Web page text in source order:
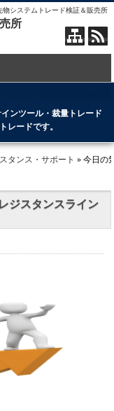
物システムトレード検証＆販売所
所
ンツール・裁量トレード
レードです。
タンス・サポート » 今日の
ジスタンスライン